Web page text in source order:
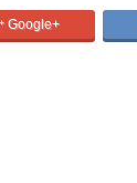
Google+